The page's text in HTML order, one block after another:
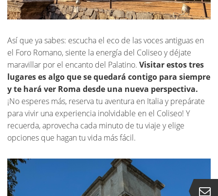
Así que ya sabes: escucha el eco de las voces antiguas en
el Foro Romano, siente la energía del Coliseo y déjate
maravillar por el encanto del Palatino. Visitar estos tres
lugares es algo que se quedará contigo para siempre
y te hará ver Roma desde una nueva perspectiva.
¡No esperes más, reserva tu aventura en Italia y prepárate
para vivir una experiencia inolvidable en el Coliseo! Y
recuerda, aprovecha cada minuto de tu viaje y elige
opciones que hagan tu vida más fácil.